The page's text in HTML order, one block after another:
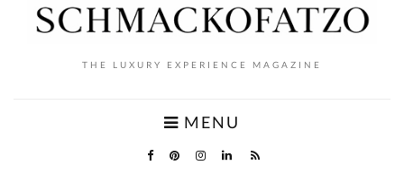
THE LUXURY EXPERIENCE MAGAZINE
MENU